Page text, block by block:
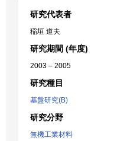
研究代表者
稲垣 道夫
研究期間 (年度)
2003 – 2005
研究種目
基盤研究(B)
研究分野
無機工業材料